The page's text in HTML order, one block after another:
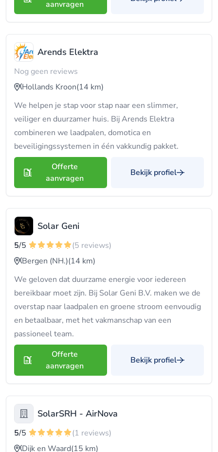
aanvragen
Arends Elektra
Nog geen reviews
Hollands Kroon(14 km)
We helpen je stap voor stap naar een slimmer,
veiliger en duurzamer huis. Bij Arends Elektra
combineren we laadpalen, domotica en
beveiligingssystemen in één vakkundig pakket.
Offerte
aanvragen
Bekijk profiel
Solar Geni
5/5
(5 reviews)
Bergen (NH.)(14 km)
We geloven dat duurzame energie voor iedereen
bereikbaar moet zijn. Bij Solar Geni B.V. maken we de
overstap naar laadpalen en groene stroom eenvoudig
en betaalbaar, met het vakmanschap van een
passioneel team.
Offerte
aanvragen
Bekijk profiel
SolarSRH - AirNova
5/5
(1 reviews)
Dijk en Waard(15 km)